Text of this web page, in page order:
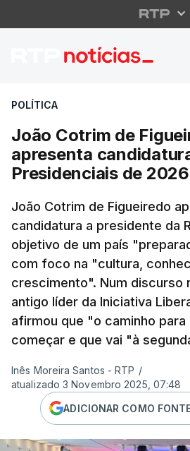
João Cotrim
POLÍTICA
João Cotrim de
apresenta
Presidenciais de 2026
João Cotrim de Figueiredo
candidatura a presidente da
objetivo de um país
com foco na "cultura,
crescimento". Num discurso
antigo líder da Iniciativa
afirmou que "o caminho para
começar e que vai "à
Inês Moreira Santos - RTP /
atualizado 3 Novembro 2025, 07:48
ADICIONAR COMO